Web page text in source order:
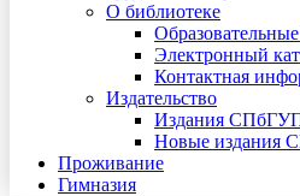
О библиотеке
Электронный
Контактная
Издательство
Издания
Новые издания
Проживание
Гимназия